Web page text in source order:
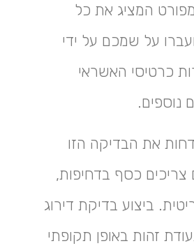
מפורט המציג את כל
על שמכם על ידי
כרטיסי האשראי
נוספים.
את הבדיקה הזו
כסף בדחיפות,
ביצוע בדיקת דירוג
זהות באופן תקופתי